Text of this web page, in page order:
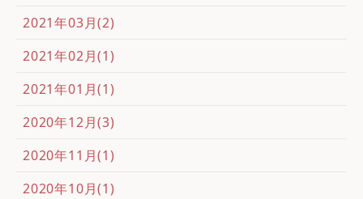
2021年03月(2)
2021年02月(1)
2021年01月(1)
2020年12月(3)
2020年11月(1)
2020年10月(1)